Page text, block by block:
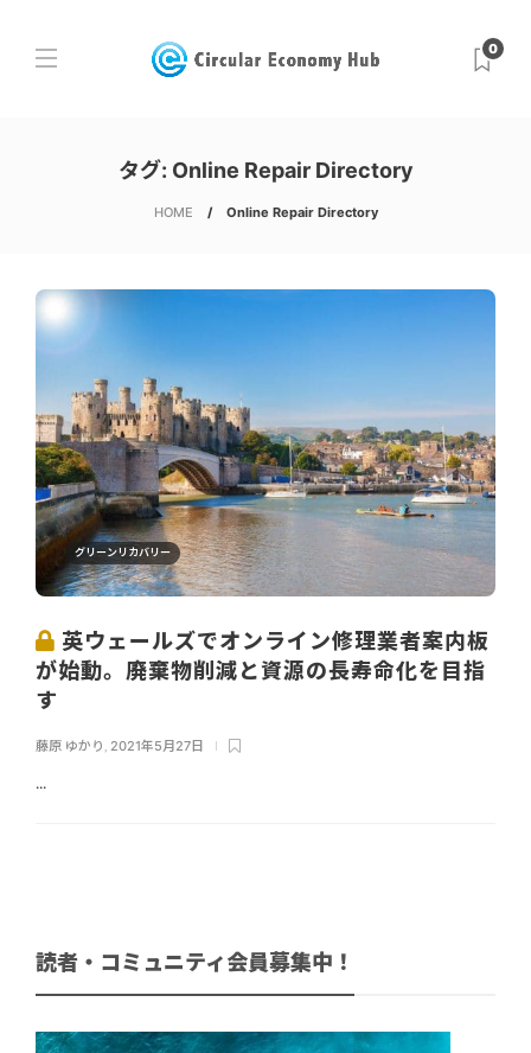
0
タグ: Online Repair Directory
HOME Online Repair Directory
グリーンリカバリー
英ウェールズでオンライン修理業者案内板
が始動。廃棄物削減と資源の長寿命化を目指
す
藤原 ゆかり 2021年5月27日
...
読者・コミュニティ会員募集中！